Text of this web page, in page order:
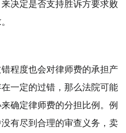
决定是否支持胜诉方要求败
程度也会对律师费的承担产
一定的过错，那么法院可能
确定律师费的分担比例。例
有尽到合理的审查义务，卖